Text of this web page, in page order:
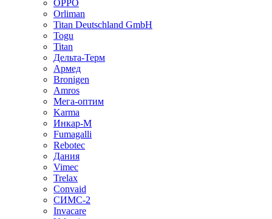
OPPO
Orliman
Titan Deutschland GmbH
Togu
Titan
Дельта-Терм
Армед
Bronigen
Amros
Мега-оптим
Karma
Инкар-М
Fumagalli
Rebotec
Дания
Vimec
Trelax
Convaid
СИМС-2
Invacare